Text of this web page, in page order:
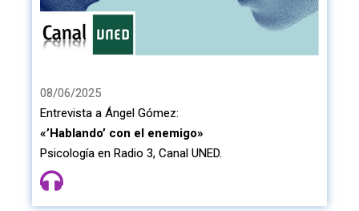
08/06/2025
Entrevista a Ángel Gómez:
«’Hablando’ con el enemigo»
Psicología en Radio 3, Canal UNED.